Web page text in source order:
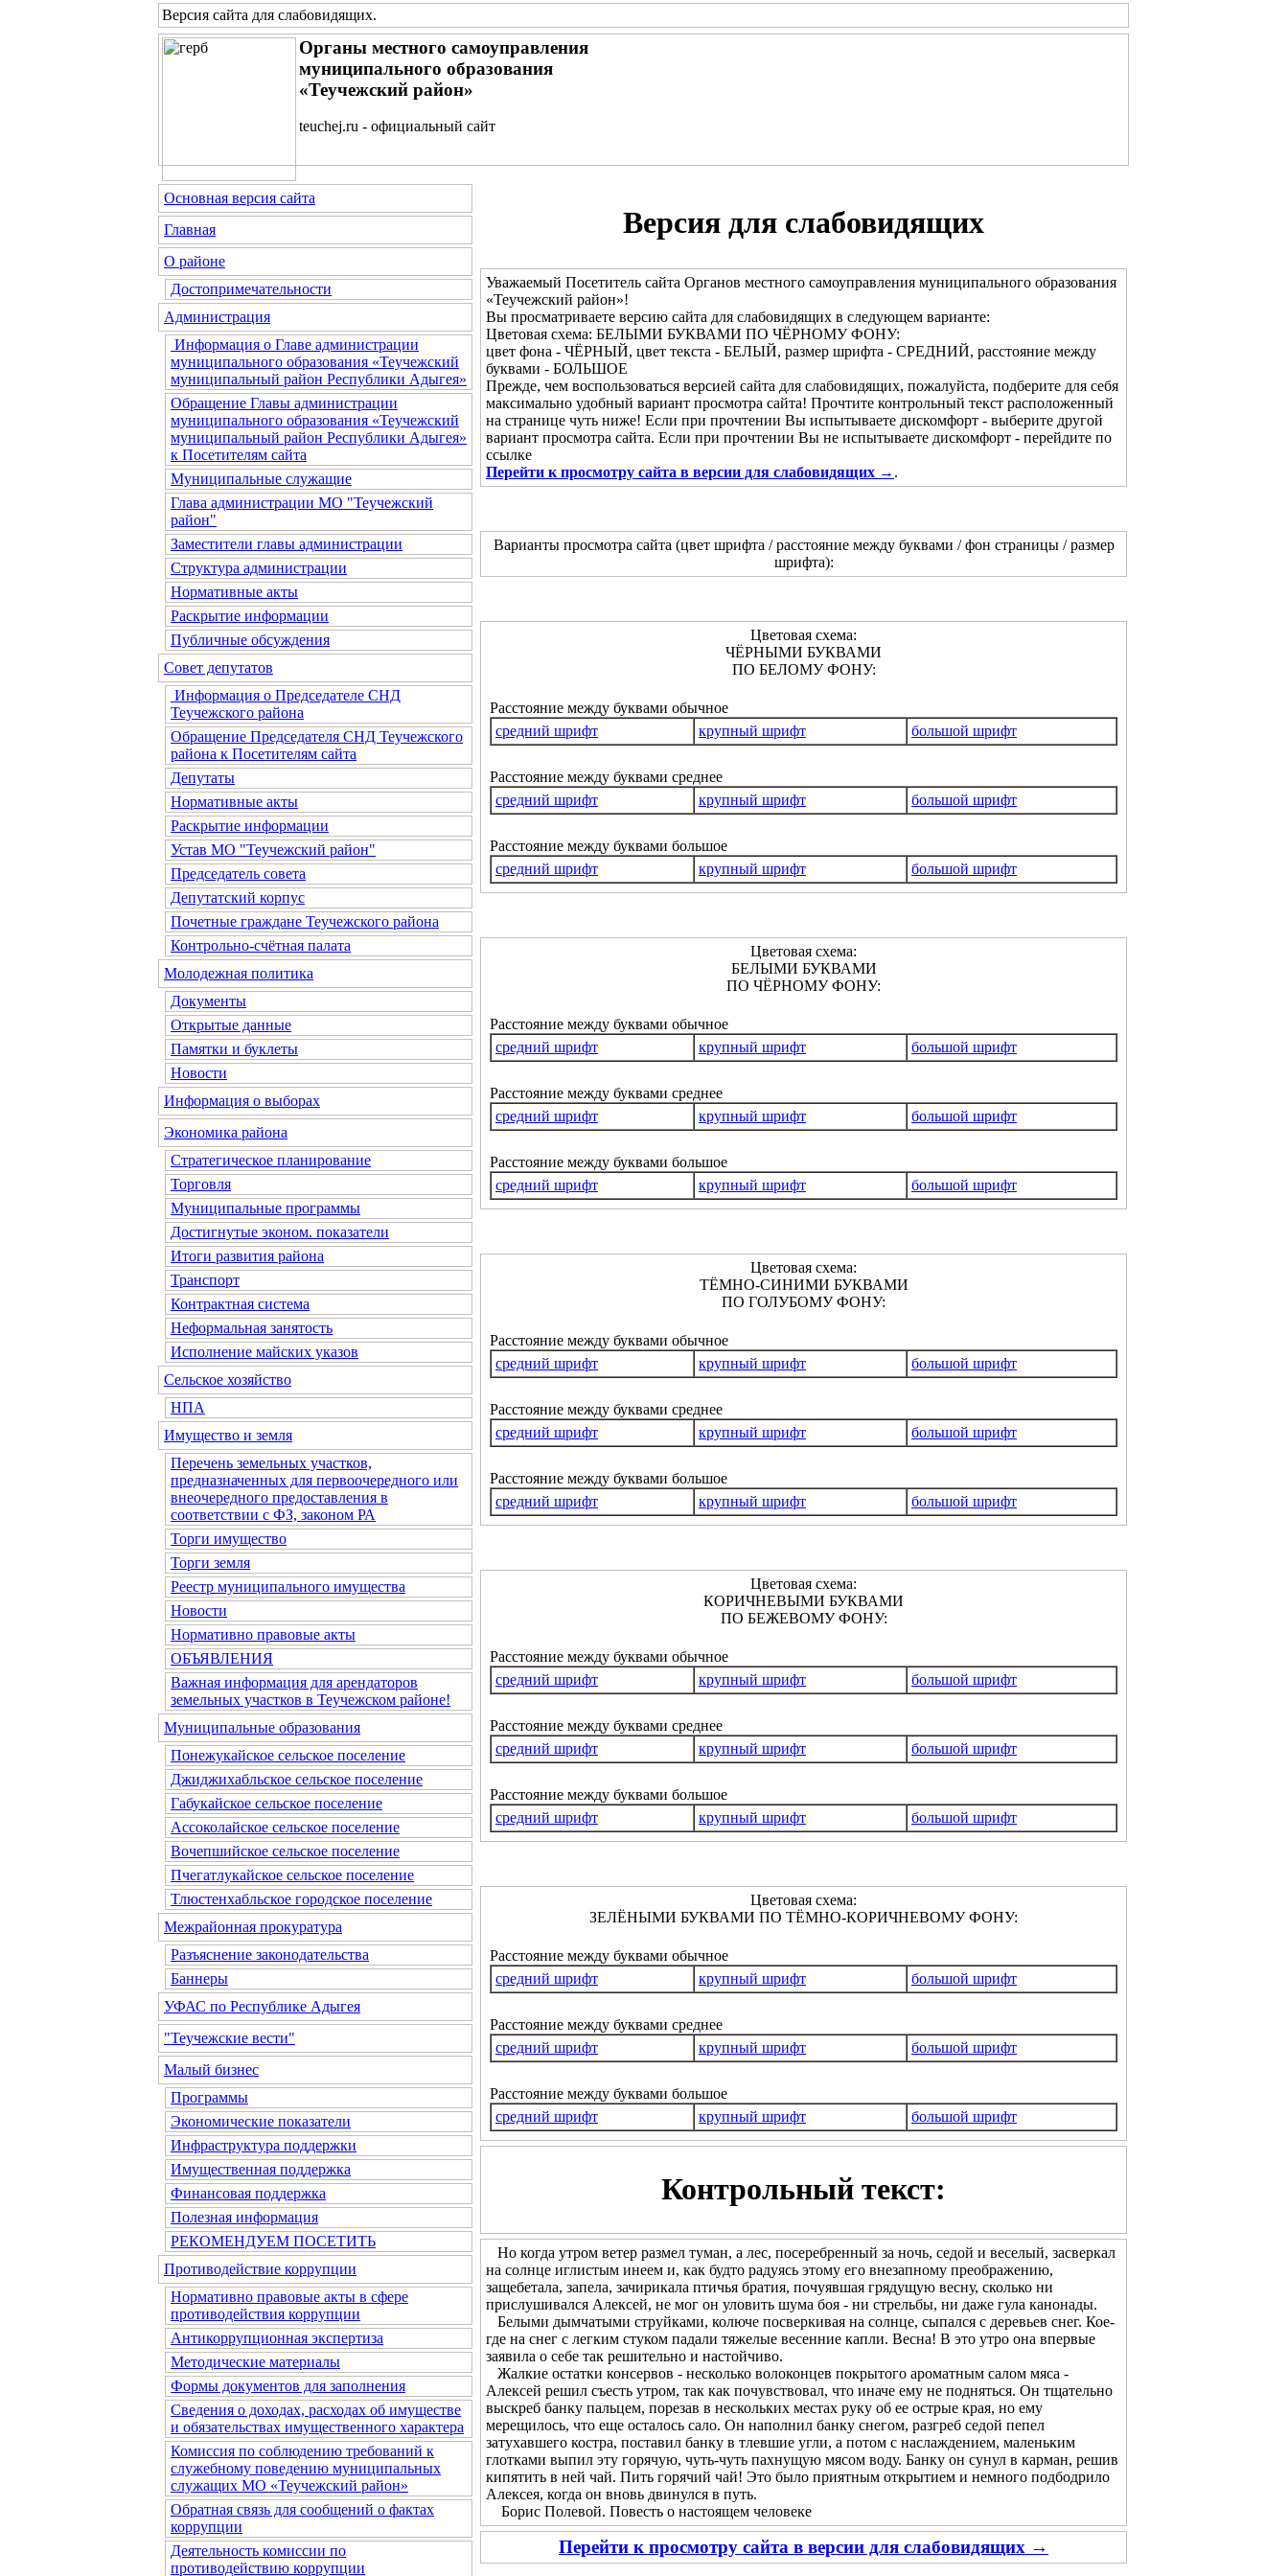
Версия сайта для слабовидящих.
Органы местного самоуправления
муниципального образования
«Теучежский район»
teuchej.ru - официальный сайт
Основная версия сайта
Главная
О районе
Достопримечательности
Администрация
Информация о Главе администрации
муниципального образования «Теучежский
муниципальный район Республики Адыгея»
Обращение Главы администрации
муниципального образования «Теучежский
муниципальный район Республики Адыгея»
к Посетителям сайта
Муниципальные служащие
Глава администрации МО "Теучежский
район"
Заместители главы администрации
Структура администрации
Нормативные акты
Раскрытие информации
Публичные обсуждения
Совет депутатов
Информация о Председателе СНД
Теучежского района
Обращение Председателя СНД Теучежского
района к Посетителям сайта
Депутаты
Нормативные акты
Раскрытие информации
Устав МО "Теучежский район"
Председатель совета
Депутатский корпус
Почетные граждане Теучежского района
Контрольно-счётная палата
Молодежная политика
Документы
Открытые данные
Памятки и буклеты
Новости
Информация о выборах
Экономика района
Стратегическое планирование
Торговля
Муниципальные программы
Достигнутые эконом. показатели
Итоги развития района
Транспорт
Контрактная система
Неформальная занятость
Исполнение майских указов
Сельское хозяйство
НПА
Имущество и земля
Перечень земельных участков,
предназначенных для первоочередного или
внеочередного предоставления в
соответствии с ФЗ, законом РА
Торги имущество
Торги земля
Реестр муниципального имущества
Новости
Нормативно правовые акты
ОБЪЯВЛЕНИЯ
Важная информация для арендаторов
земельных участков в Теучежском районе!
Муниципальные образования
Понежукайское сельское поселение
Джиджихабльское сельское поселение
Габукайское сельское поселение
Ассоколайское сельское поселение
Вочепшийское сельское поселение
Пчегатлукайское сельское поселение
Тлюстенхабльское городское поселение
Межрайонная прокуратура
Разъяснение законодательства
Баннеры
УФАС по Республике Адыгея
"Теучежские вести"
Малый бизнес
Программы
Экономические показатели
Инфраструктура поддержки
Имущественная поддержка
Финансовая поддержка
Полезная информация
РЕКОМЕНДУЕМ ПОСЕТИТЬ
Противодействие коррупции
Нормативно правовые акты в сфере
противодействия коррупции
Антикоррупционная экспертиза
Методические материалы
Формы документов для заполнения
Сведения о доходах, расходах об имуществе
и обязательствах имущественного характера
Комиссия по соблюдению требований к
служебному поведению муниципальных
служащих МО «Теучежский район»
Обратная связь для сообщений о фактах
коррупции
Деятельность комиссии по
противодействию коррупции
Версия для слабовидящих
Уважаемый Посетитель сайта Органов местного самоуправления муниципального образования
«Теучежский район»!
Вы просматриваете версию сайта для слабовидящих в следующем варианте:
Цветовая схема: БЕЛЫМИ БУКВАМИ ПО ЧЁРНОМУ ФОНУ:
цвет фона - ЧЁРНЫЙ, цвет текста - БЕЛЫЙ, размер шрифта - СРЕДНИЙ, расстояние между
буквами - БОЛЬШОЕ
Прежде, чем воспользоваться версией сайта для слабовидящих, пожалуйста, подберите для себя
максимально удобный вариант просмотра сайта! Прочтите контрольный текст расположенный
на странице чуть ниже! Если при прочтении Вы испытываете дискомфорт - выберите другой
вариант просмотра сайта. Если при прочтении Вы не испытываете дискомфорт - перейдите по
ссылке
Перейти к просмотру сайта в версии для слабовидящих → .
Варианты просмотра сайта (цвет шрифта / расстояние между буквами / фон страницы / размер
шрифта):
Цветовая схема:
ЧЁРНЫМИ БУКВАМИ
ПО БЕЛОМУ ФОНУ:
Расстояние между буквами обычное
средний шрифт
крупный шрифт большой шрифт
Расстояние между буквами среднее
средний шрифт
крупный шрифт большой шрифт
Расстояние между буквами большое
средний шрифт
крупный шрифт большой шрифт
Цветовая схема:
БЕЛЫМИ БУКВАМИ
ПО ЧЁРНОМУ ФОНУ:
Расстояние между буквами обычное
средний шрифт
крупный шрифт большой шрифт
Расстояние между буквами среднее
средний шрифт
крупный шрифт большой шрифт
Расстояние между буквами большое
средний шрифт
крупный шрифт большой шрифт
Цветовая схема:
ТЁМНО-СИНИМИ БУКВАМИ
ПО ГОЛУБОМУ ФОНУ:
Расстояние между буквами обычное
средний шрифт
крупный шрифт большой шрифт
Расстояние между буквами среднее
средний шрифт
крупный шрифт большой шрифт
Расстояние между буквами большое
средний шрифт
крупный шрифт большой шрифт
Цветовая схема:
КОРИЧНЕВЫМИ БУКВАМИ
ПО БЕЖЕВОМУ ФОНУ:
Расстояние между буквами обычное
средний шрифт
крупный шрифт большой шрифт
Расстояние между буквами среднее
средний шрифт
крупный шрифт большой шрифт
Расстояние между буквами большое
средний шрифт
крупный шрифт большой шрифт
Цветовая схема:
ЗЕЛЁНЫМИ БУКВАМИ ПО ТЁМНО-КОРИЧНЕВОМУ ФОНУ:
Расстояние между буквами обычное
средний шрифт
крупный шрифт большой шрифт
Расстояние между буквами среднее
средний шрифт
крупный шрифт большой шрифт
Расстояние между буквами большое
средний шрифт
крупный шрифт большой шрифт
Контрольный текст:
Но когда утром ветер размел туман, а лес, посеребренный за ночь, седой и веселый, засверкал
на солнце иглистым инеем и, как будто радуясь этому его внезапному преображению,
защебетала, запела, зачирикала птичья братия, почуявшая грядущую весну, сколько ни
прислушивался Алексей, не мог он уловить шума боя - ни стрельбы, ни даже гула канонады.
Белыми дымчатыми струйками, колюче посверкивая на солнце, сыпался с деревьев снег. Кое-
где на снег с легким стуком падали тяжелые весенние капли. Весна! В это утро она впервые
заявила о себе так решительно и настойчиво.
Жалкие остатки консервов - несколько волоконцев покрытого ароматным салом мяса -
Алексей решил съесть утром, так как почувствовал, что иначе ему не подняться. Он тщательно
выскреб банку пальцем, порезав в нескольких местах руку об ее острые края, но ему
мерещилось, что еще осталось сало. Он наполнил банку снегом, разгреб седой пепел
затухавшего костра, поставил банку в тлевшие угли, а потом с наслаждением, маленьким
глотками выпил эту горячую, чуть-чуть пахнущую мясом воду. Банку он сунул в карман, решив
кипятить в ней чай. Пить горячий чай! Это было приятным открытием и немного подбодрило
Алексея, когда он вновь двинулся в путь.
Борис Полевой. Повесть о настоящем человеке
Перейти к просмотру сайта в версии для слабовидящих →